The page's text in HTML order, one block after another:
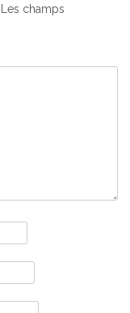
Les champs